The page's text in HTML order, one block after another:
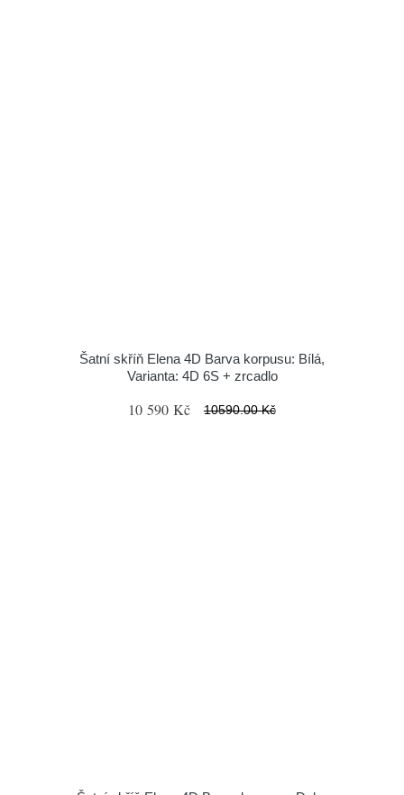
Šatní skříň Elena 4D Barva korpusu: Bílá,
Varianta: 4D 6S + zrcadlo
10 590 Kč 10590.00 Kč